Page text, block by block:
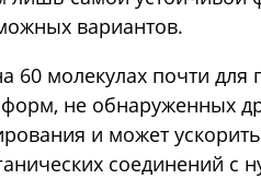
вариантов.
60 молекулах почти
не обнаруженных
и может
соединений с